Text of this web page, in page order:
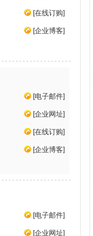
[在线订购]
[企业博客]
[电子邮件]
[企业网址]
[在线订购]
[企业博客]
[电子邮件]
[企业网址]